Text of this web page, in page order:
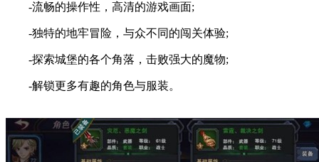
-流畅的操作性，高清的游戏画面;
-独特的地牢冒险，与众不同的闯关体验;
-探索城堡的各个角落，击败强大的魔物;
-解锁更多有趣的角色与服装。